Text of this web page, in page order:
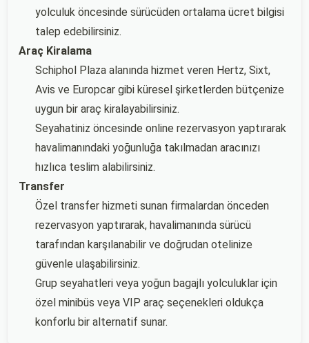
yolculuk öncesinde sürücüden ortalama ücret bilgisi
talep edebilirsiniz.
Araç Kiralama
Schiphol Plaza alanında hizmet veren Hertz, Sixt,
Avis ve Europcar gibi küresel şirketlerden bütçenize
uygun bir araç kiralayabilirsiniz.
Seyahatiniz öncesinde online rezervasyon yaptırarak
havalimanındaki yoğunluğa takılmadan aracınızı
hızlıca teslim alabilirsiniz.
Transfer
Özel transfer hizmeti sunan firmalardan önceden
rezervasyon yaptırarak, havalimanında sürücü
tarafından karşılanabilir ve doğrudan otelinize
güvenle ulaşabilirsiniz.
Grup seyahatleri veya yoğun bagajlı yolculuklar için
özel minibüs veya VIP araç seçenekleri oldukça
konforlu bir alternatif sunar.